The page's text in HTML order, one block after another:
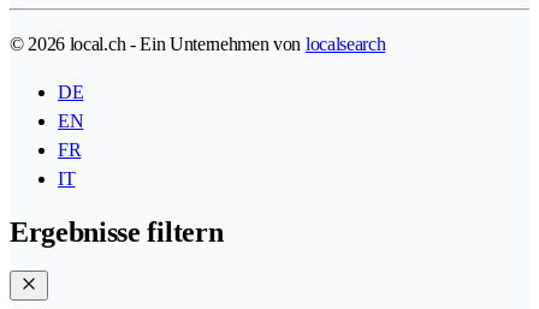
© 2026 local.ch - Ein Unternehmen von localsearch
DE
EN
FR
IT
Ergebnisse filtern